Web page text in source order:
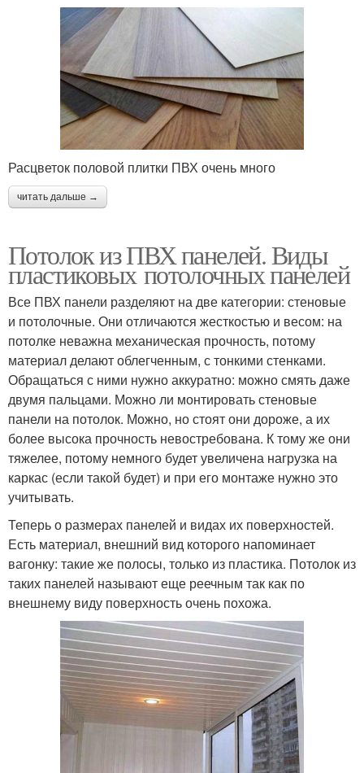
Расцветок половой плитки ПВХ очень много
читать дальше →
Потолок из ПВХ панелей. Виды
пластиковых потолочных панелей
Все ПВХ панели разделяют на две категории: стеновые
и потолочные. Они отличаются жесткостью и весом: на
потолке неважна механическая прочность, потому
материал делают облегченным, с тонкими стенками.
Обращаться с ними нужно аккуратно: можно смять даже
двумя пальцами. Можно ли монтировать стеновые
панели на потолок. Можно, но стоят они дороже, а их
более высока прочность невостребована. К тому же они
тяжелее, потому немного будет увеличена нагрузка на
каркас (если такой будет) и при его монтаже нужно это
учитывать.
Теперь о размерах панелей и видах их поверхностей.
Есть материал, внешний вид которого напоминает
вагонку: такие же полосы, только из пластика. Потолок из
таких панелей называют еще реечным так как по
внешнему виду поверхность очень похожа.